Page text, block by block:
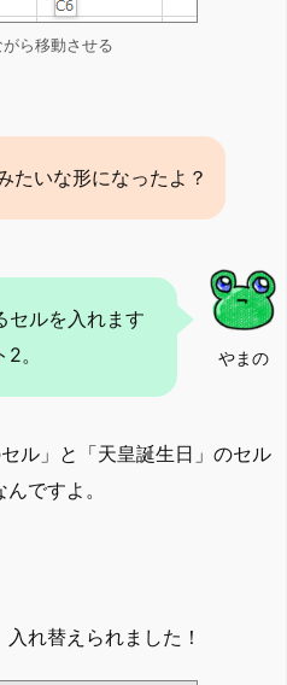
ら移動させる
たいな形になったよ？
やまの
セルを入れます
。
ル」と「天皇誕生日」のセル
ですよ。
れ替えられました！